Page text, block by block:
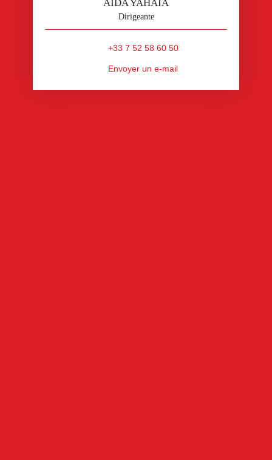
AIDA YAHAIA
Dirigeante
+33 7 52 58 60 50
Envoyer un e-mail